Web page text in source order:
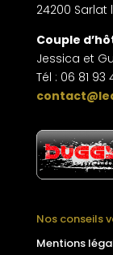
24200
Couple
Jessica et
Tél : 06 81 93
Nos conseils
Mentions